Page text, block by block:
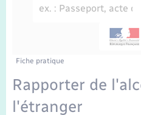
Etat-civil - Papiers -
Parrainage civil
Recensement
Nouvel habitant
Transports scolaires
Travaux - Autorisation
Plan interactif
La Communauté de
Fiche pratique
Rapporter de
l'étranger